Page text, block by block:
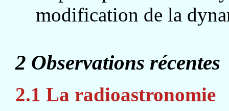
modification de la
2 Observations récentes
2.1 La radioastronomie